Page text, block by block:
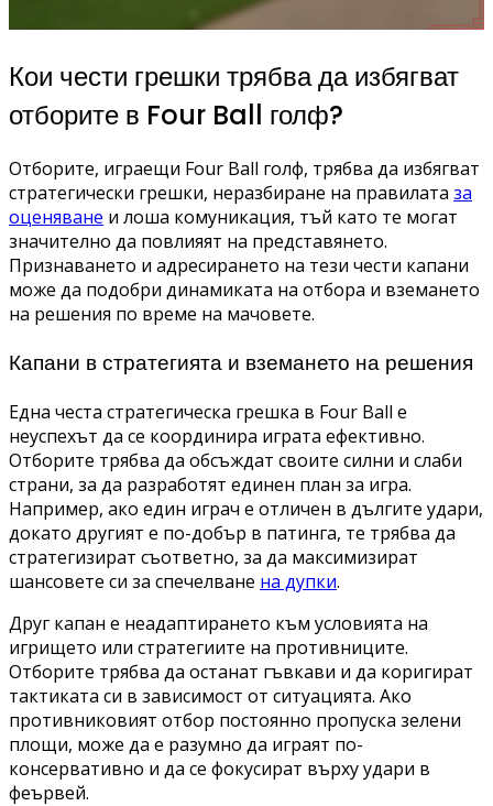
Кои чести грешки трябва да избягват
отборите в Four Ball голф?
Отборите, играещи Four Ball голф, трябва да избягват
стратегически грешки, неразбиране на правилата за
оценяване и лоша комуникация, тъй като те могат
значително да повлияят на представянето.
Признаването и адресирането на тези чести капани
може да подобри динамиката на отбора и вземането
на решения по време на мачовете.
Капани в стратегията и вземането на решения
Една честа стратегическа грешка в Four Ball е
неуспехът да се координира играта ефективно.
Отборите трябва да обсъждат своите силни и слаби
страни, за да разработят единен план за игра.
Например, ако един играч е отличен в дългите удари,
докато другият е по-добър в патинга, те трябва да
стратегизират съответно, за да максимизират
шансовете си за спечелване на дупки.
Друг капан е неадаптирането към условията на
игрището или стратегиите на противниците.
Отборите трябва да останат гъвкави и да коригират
тактиката си в зависимост от ситуацията. Ако
противниковият отбор постоянно пропуска зелени
площи, може да е разумно да играят по-
консервативно и да се фокусират върху удари в
феървей.